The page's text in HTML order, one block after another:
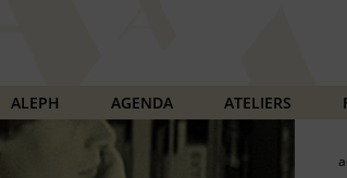
ALEPH AGENDA ATELIERS